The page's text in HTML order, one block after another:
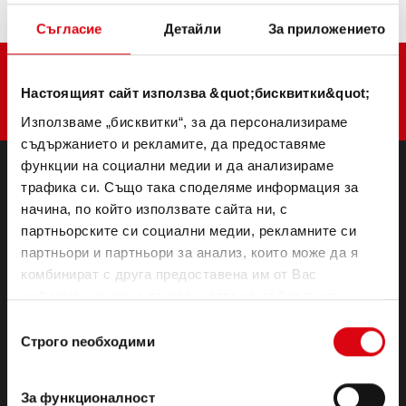
Съгласие Детайли За приложението
Настоящият сайт използва &quot;бисквитки&quot;
Използваме „бисквитки“, за да персонализираме
съдържанието и рекламите, да предоставяме
функции на социални медии и да анализираме
трафика си. Също така споделяме информация за
начина, по който използвате сайта ни, с
партньорските си социални медии, рекламните си
партньори и партньори за анализ, които може да я
комбинират с друга предоставена им от Вас
информация или с такава, която са събрали от
наСтрого nеобходими
За функционалност
ПРОДУКТИ
Стартерни и електрически батерии
Аксесоари за леки автомобили и търговски
превозни средства
(Полу-) тягови & готовност
Области на приложение